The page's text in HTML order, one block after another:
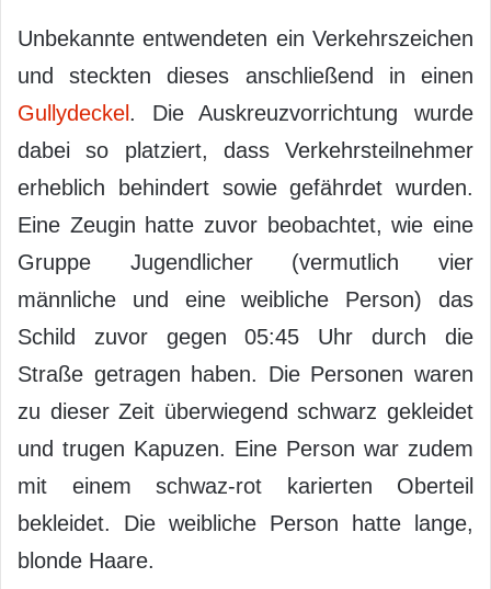
Unbekannte entwendeten ein Verkehrszeichen
und steckten dieses anschließend in einen
Gullydeckel . Die Auskreuzvorrichtung wurde
dabei so platziert, dass Verkehrsteilnehmer
erheblich behindert sowie gefährdet wurden.
Eine Zeugin hatte zuvor beobachtet, wie eine
Gruppe Jugendlicher (vermutlich vier
männliche und eine weibliche Person) das
Schild zuvor gegen 05:45 Uhr durch die
Straße getragen haben. Die Personen waren
zu dieser Zeit überwiegend schwarz gekleidet
und trugen Kapuzen. Eine Person war zudem
mit einem schwaz-rot karierten Oberteil
bekleidet. Die weibliche Person hatte lange,
blonde Haare.